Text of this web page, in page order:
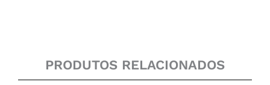
PRODUTOS RELACIONADOS